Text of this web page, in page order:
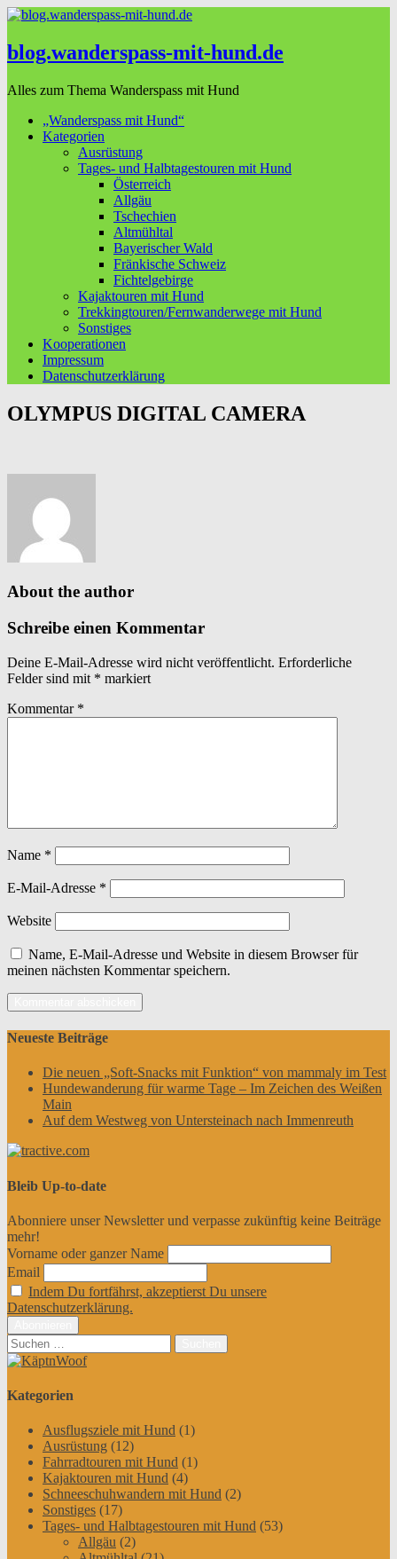
blog.wanderspass-mit-hund.de
Alles zum Thema Wanderspass mit Hund
„Wanderspass mit Hund“
Kategorien
Ausrüstung
Tages- und Halbtagestouren mit Hund
Österreich
Allgäu
Tschechien
Altmühltal
Bayerischer Wald
Fränkische Schweiz
Fichtelgebirge
Kajaktouren mit Hund
Trekkingtouren/Fernwanderwege mit Hund
Sonstiges
Kooperationen
Impressum
Datenschutzerklärung
OLYMPUS DIGITAL CAMERA
About the author
Schreibe einen Kommentar
Deine E-Mail-Adresse wird nicht veröffentlicht. Erforderliche
Felder sind mit * markiert
Kommentar *
Name *
E-Mail-Adresse *
Website
Name, E-Mail-Adresse und Website in diesem Browser für
meinen nächsten Kommentar speichern.
Neueste Beiträge
Die neuen „Soft-Snacks mit Funktion“ von mammaly im Test
Hundewanderung für warme Tage – Im Zeichen des Weißen
Main
Auf dem Westweg von Untersteinach nach Immenreuth
Bleib Up-to-date
Abonniere unser Newsletter und verpasse zukünftig keine Beiträge
mehr!
Vorname oder ganzer Name
Email
Indem Du fortfährst, akzeptierst Du unsere
Datenschutzerklärung.
Suchen
nach:
Kategorien
Ausflugsziele mit Hund (1)
Ausrüstung (12)
Fahrradtouren mit Hund (1)
Kajaktouren mit Hund (4)
Schneeschuhwandern mit Hund (2)
Sonstiges (17)
Tages- und Halbtagestouren mit Hund (53)
Allgäu (2)